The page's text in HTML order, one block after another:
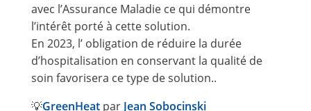
avec l’Assurance Maladie ce qui démontre
l’intérêt porté à cette solution.
En 2023, l’ obligation de réduire la durée
d’hospitalisation en conservant la qualité de
soin favorisera ce type de solution..
💡GreenHeatpar Jean Sobocinski